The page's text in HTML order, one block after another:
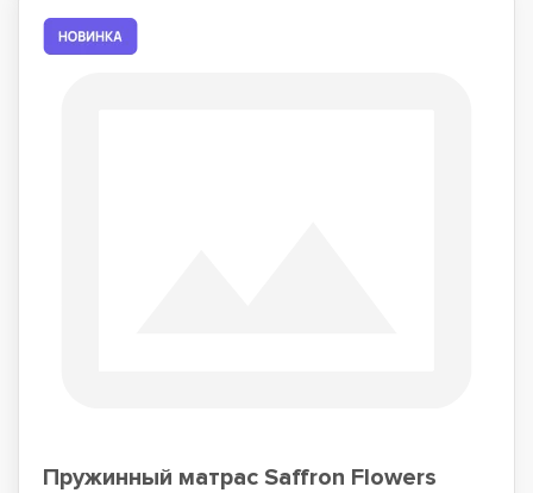
Пружинный матрас Saffron Flowers